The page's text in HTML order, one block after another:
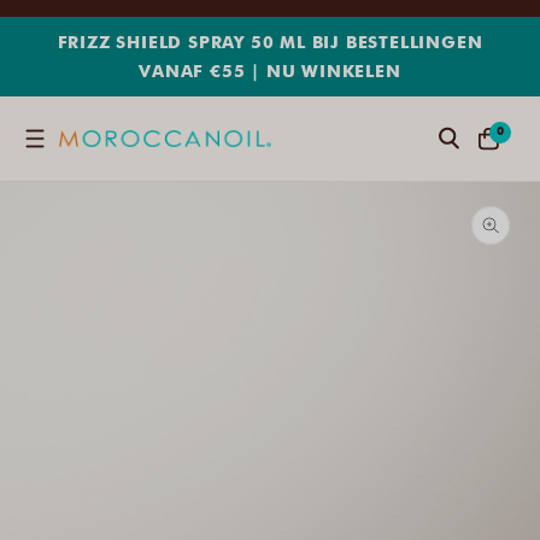
FRIZZ SHIELD SPRAY 50 ML BIJ BESTELLINGEN
VANAF €55 | NU WINKELEN
Zoeken 0
0